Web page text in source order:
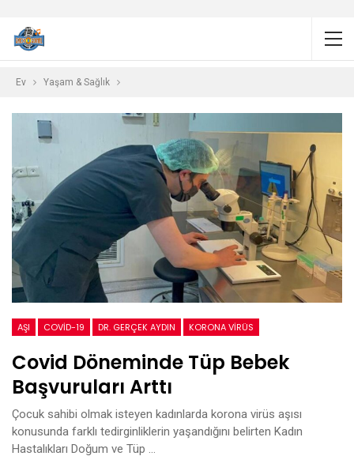
Ev Yaşam & Sağlık
AŞI COVID-19 DR. GERÇEK AYDIN KORONA VIRÜS
Covid Döneminde Tüp Bebek
Başvuruları Arttı
Çocuk sahibi olmak isteyen kadınlarda korona virüs aşısı
konusunda farklı tedirginliklerin yaşandığını belirten Kadın
Hastalıkları Doğum ve Tüp …